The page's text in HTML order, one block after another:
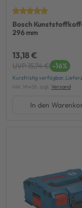
Bosch
296 mm
13,18 €
UVP 15,74 € -16%
Kurzfristig verfügbar,
inkl. MwSt. zzgl. Versand
In den